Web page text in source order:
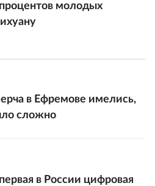
молодых
в Ефремове имелись,
сложно
в России цифровая